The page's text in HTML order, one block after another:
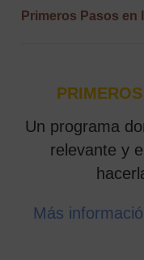
Primeros Pasos en
Un programa
relevante y
Más